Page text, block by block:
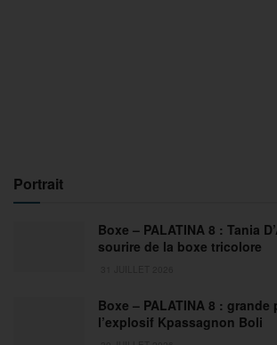
Portrait
Boxe – PALATINA 8 : Tania
sourire de la boxe tricolore
Boxe – PALATINA 8 : grande
l’explosif Kpassagnon Boli